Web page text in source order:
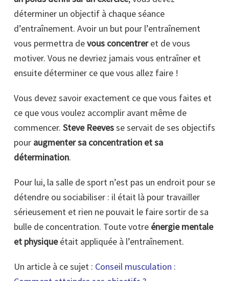
déterminer un objectif à chaque séance
d’entraînement. Avoir un but pour l’entraînement
vous permettra devous concentreret de vous
motiver. Vous ne devriez jamais vous entraîner et
ensuite déterminer ce que vous allez faire !
Vous devez savoir exactement ce que vous faites et
ce que vous voulez accomplir avant même de
commencer. Steve Reevesse servait de ses objectifs
pour augmenter sa concentration et sa
détermination.
Pour lui, la salle de sport n’est pas un endroit pour se
détendre ou sociabiliser : il était là pour travailler
sérieusement et rien ne pouvait le faire sortir de sa
bulle de concentration. Toute votre énergie mentale
et physiqueétait appliquée à l’entraînement.
Un article à ce sujet : Conseil musculation :